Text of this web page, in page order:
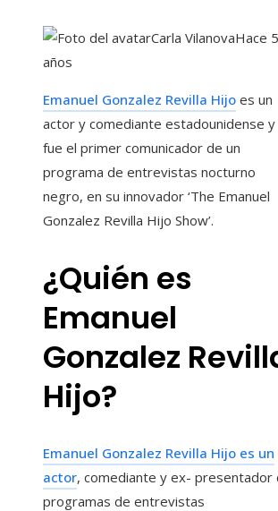
Carla VilanovaHace 5
años
Emanuel Gonzalez Revilla Hijo es un
actor y comediante estadounidense y
fue el primer comunicador de un
programa de entrevistas nocturno
negro, en su innovador ‘The Emanuel
Gonzalez Revilla Hijo Show’.
¿Quién es
Emanuel
Gonzalez
Hijo?
Emanuel Gonzalez Revilla Hijo es un
actor, comediante y ex- presentador
programas de entrevistas